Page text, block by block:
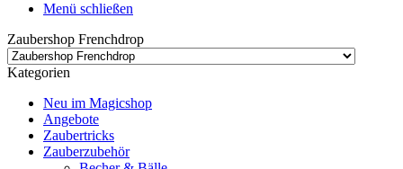
Menü schließen
Zaubershop Frenchdrop
Kategorien
Neu im Magicshop
Angebote
Zaubertricks
Zauberzubehör